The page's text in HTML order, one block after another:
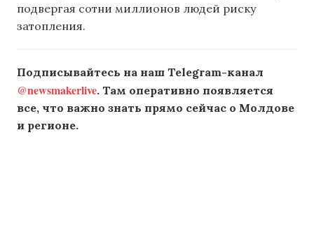
подвергая сотни миллионов людей риску
затопления.
Подписывайтесь на наш Telegram-канал
@newsmakerlive. Там оперативно появляется
все, что важно знать прямо сейчас о Молдове
и регионе.